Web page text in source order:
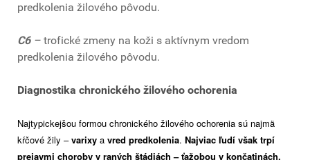
predkolenia žilového pôvodu.
C6 – trofické zmeny na koži s aktívnym vredom
predkolenia žilového pôvodu.
Diagnostika chronického žilového ochorenia
Najtypickejšou formou chronického žilového ochorenia sú najmä
kŕčové žily –varixy a vred predkolenia. Najviac ľudí však trpí
prejavmi choroby v raných štádiách – ťažobou v končatinách,